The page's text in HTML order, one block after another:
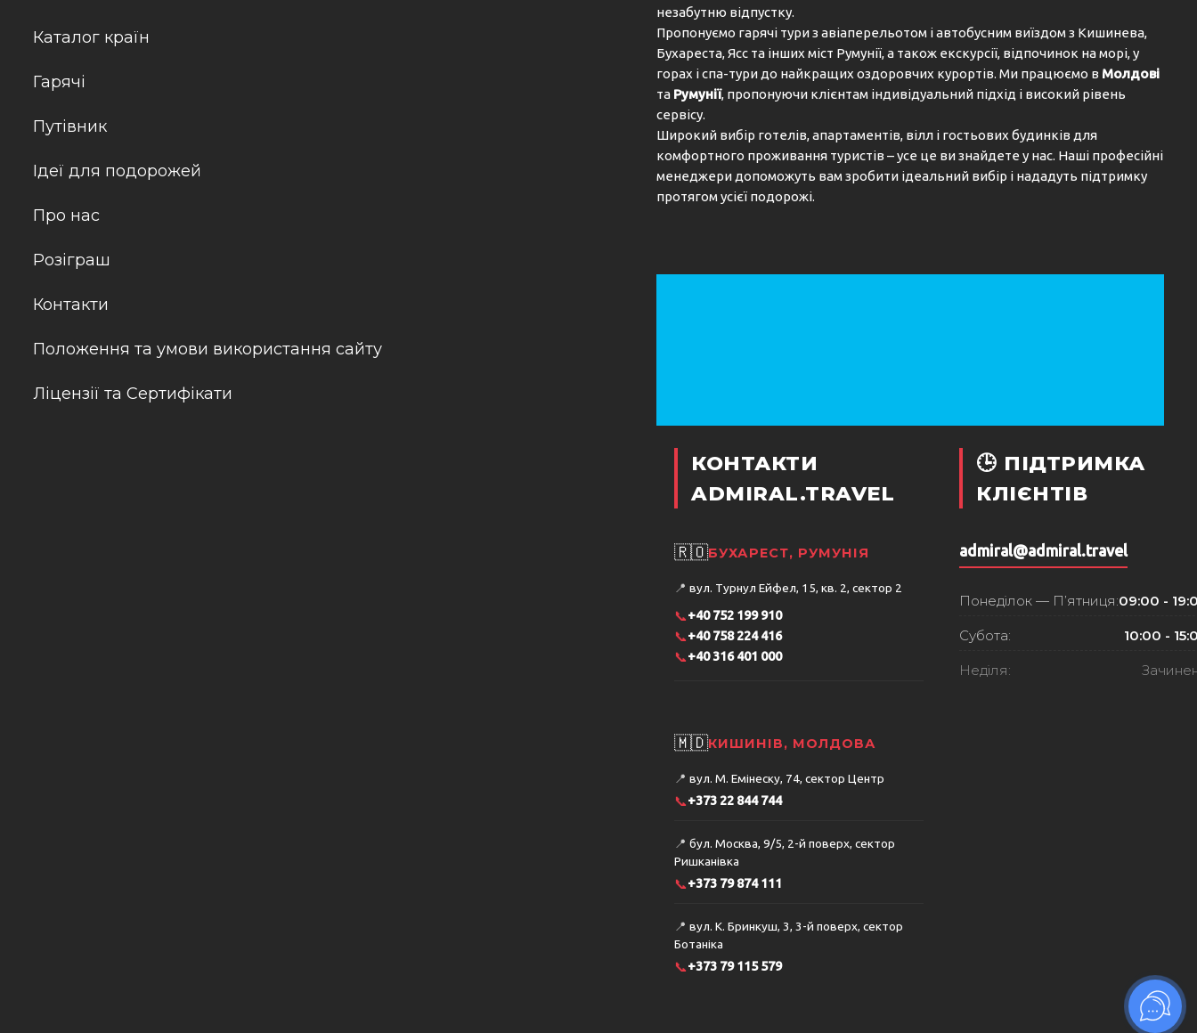
Каталог країн
Гарячі
Путівник
Ідеї для подорожей
Про нас
Розіграш
Контакти
Положення та умови використання сайту
Ліцензії та Сертифікати
незабутню відпустку.
Пропонуємо гарячі тури з авіаперельотом і автобусним виїздом з Кишинева,
Бухареста, Ясс та інших міст Румунії, а також екскурсії, відпочинок на морі, у
горах і спа-тури до найкращих оздоровчих курортів. Ми працюємо в Молдові
та Румунії, пропонуючи клієнтам індивідуальний підхід і високий рівень
сервісу.
Широкий вибір готелів, апартаментів, вілл і гостьових будинків для
комфортного проживання туристів – усе це ви знайдете у нас. Наші професійні
менеджери допоможуть вам зробити ідеальний вибір і нададуть підтримку
протягом усієї подорожі.
КОНТАКТИ
ADMIRAL.TRAVEL
🇷🇴БУХАРЕСТ, РУМУНІЯ
📍 вул. Турнул Ейфел, 15, кв. 2, сектор 2
📞+40 752 199 910
📞+40 758 224 416
📞+40 316 401 000
🇲🇩КИШИНІВ, МОЛДОВА
📍 вул. М. Емінеску, 74, сектор Центр
📞+373 22 844 744
📍 бул. Москва, 9/5, 2-й поверх, сектор
Ришканівка
📞+373 79 874 111
📍 вул. К. Бринкуш, 3, 3-й поверх, сектор
Ботаніка
📞+373 79 115 579
🕒 ПІДТРИМКА
КЛІЄНТІВ
admiral@admiral.travel
Понеділок — П’ятниця:09:00 -
Субота: 10:00 -
Неділя: